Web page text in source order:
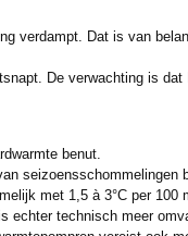
verdampt. Dat is van
De verwachting is dat
benut.
seizoensschommelingen
met 1,5 à 3°C per 100
echter technisch meer